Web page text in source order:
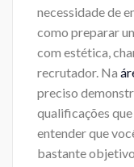
necessidade de
como preparar
com estética,
recrutador. Na
preciso
qualificações
entender que
bastante